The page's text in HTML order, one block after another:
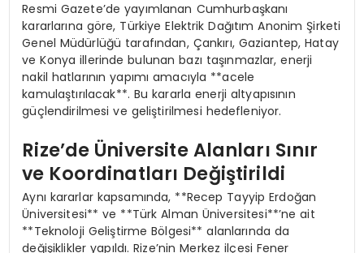
Resmi Gazete’de yayımlanan Cumhurbaşkanı
kararlarına göre, Türkiye Elektrik Dağıtım Anonim Şirketi
Genel Müdürlüğü tarafından, Çankırı, Gaziantep, Hatay
ve Konya illerinde bulunan bazı taşınmazlar, enerji
nakil hatlarının yapımı amacıyla **acele
kamulaştırılacak**. Bu kararla enerji altyapısının
güçlendirilmesi ve geliştirilmesi hedefleniyor.
Rize’de Üniversite Alanları Sınır
ve Koordinatları Değiştirildi
Aynı kararlar kapsamında, **Recep Tayyip Erdoğan
Üniversitesi** ve **Türk Alman Üniversitesi**’ne ait
**Teknoloji Geliştirme Bölgesi** alanlarında da
değişiklikler yapıldı. Rize’nin Merkez ilçesi Fener